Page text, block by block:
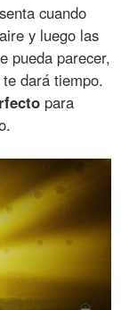
cuando
y luego las
pueda parecer,
dará tiempo.
para